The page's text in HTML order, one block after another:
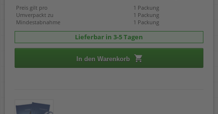
Preis gilt pro
1 Packung
Umverpackt zu
1 Packung
Mindestabnahme
1 Packung
Lieferbar in 3-5 Tagen
In den Warenkorb